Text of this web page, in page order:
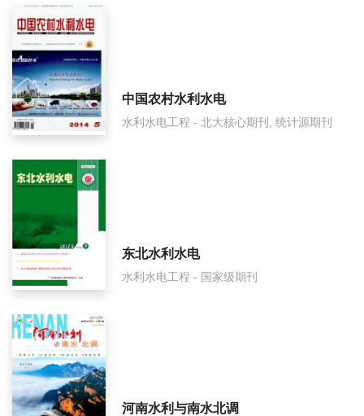
中国农村水利水电
水利水电工程 - 北大核心期刊, 统计源期刊
东北水利水电
水利水电工程 - 国家级期刊
河南水利与南水北调